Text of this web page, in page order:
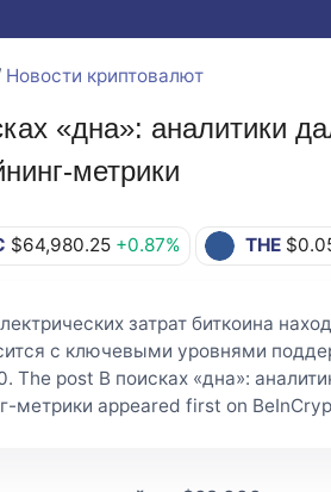
Новости криптовалют
«дна»: аналитики
метрики
$64,980.25 +0.87% THE
затрат биткоина
с ключевыми уровнями
The post В поисках «дна»:
метрики appeared first on